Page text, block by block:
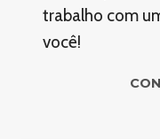
trabalho com
você!